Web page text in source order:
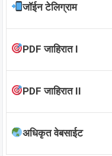
जॉईन टेलिग्राम
PDF जाहिरात I
PDF जाहिरात II
अधिकृत वेबसाईट